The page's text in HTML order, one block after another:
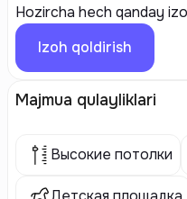
Hozircha hech qanday
Izoh qoldirish
Majmua qulayliklari
Высокие потолки